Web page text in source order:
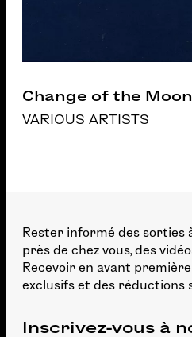
Change of the Moon
VARIOUS ARTISTS
Rester informé des sorties
près de chez vous, des
Recevoir en avant
exclusifs et des réductions
Inscrivez-vous à